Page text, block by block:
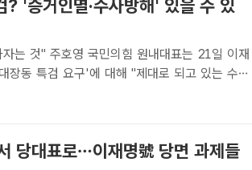
? '증거인멸·수사방해' 있을 수 있
대표는 21일 이재
장동 특검 요구'에 대해 "제대로 되고 있는 수사
거인멸과 수사방해가 있을 수 있다"며 "특검은
당대표로…이재명號 당면 과제들